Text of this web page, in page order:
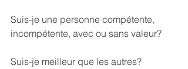
Suis-je une personne compétente,
incompétente, avec ou sans valeur?
Suis-je meilleur que les autres?